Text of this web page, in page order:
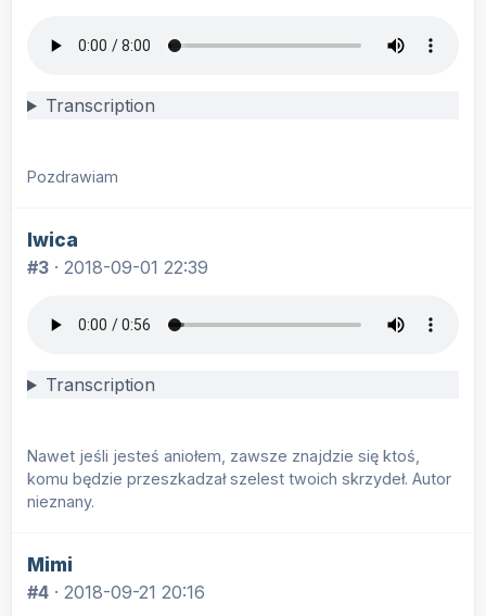
Transcription
Pozdrawiam
lwica
#3 · 2018-09-01 22:39
Transcription
Nawet jeśli jesteś aniołem, zawsze znajdzie się ktoś,
komu będzie przeszkadzał szelest twoich skrzydeł. Autor
nieznany.
Mimi
#4 · 2018-09-21 20:16